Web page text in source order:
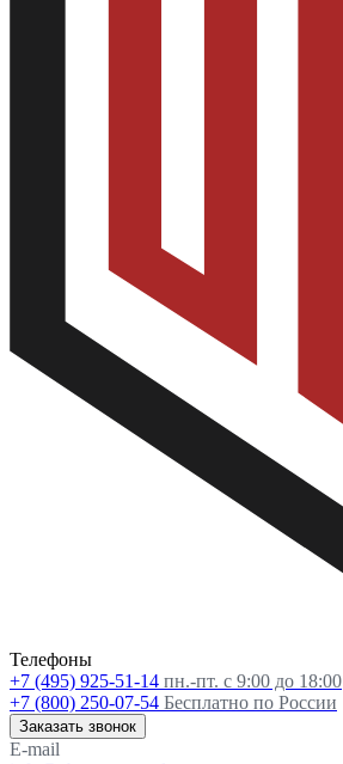
Телефоны
+7 (495) 925-51-14 пн.-пт. с 9:00 до 18:00
+7 (800) 250-07-54 Бесплатно по России
Заказать звонок
E-mail